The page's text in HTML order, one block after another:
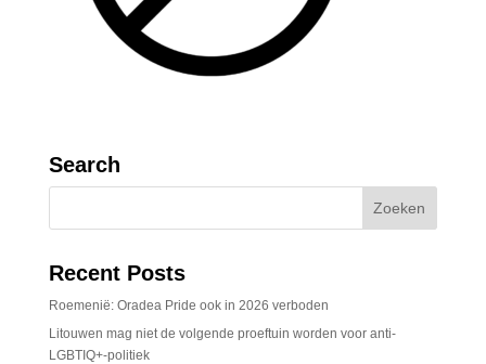
Search
Recent Posts
Roemenië: Oradea Pride ook in 2026 verboden
Litouwen mag niet de volgende proeftuin worden voor anti-
LGBTIQ+-politiek